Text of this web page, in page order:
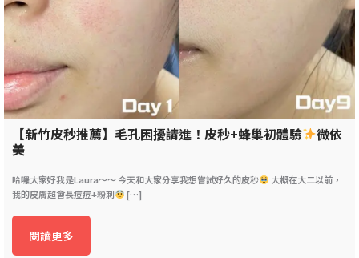
【新竹皮秒推薦】毛孔困擾請進！皮秒+蜂巢初體驗 微依
美
哈囉大家好我是Laura～～ 今天和大家分享我想嘗試好久的皮秒
大概在大二以前，
我的皮膚超會長痘痘+粉刺
[…]
閱讀更多